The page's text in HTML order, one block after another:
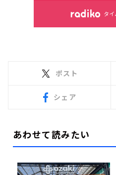
タイ
ポスト
シェア
あわせて読みたい